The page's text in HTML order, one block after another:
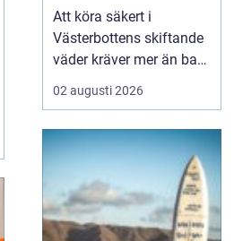
Att köra säkert i
Västerbottens skiftande
väder kräver mer än bara
ett körkort och en pålitlig
bil. Däckens skick och
roll för både
bromssträcka, kontroll
och komfort. I en ort
som Vännäs, där
vintrarna ofta är långa
02 augusti 2026